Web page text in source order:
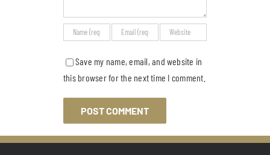
Save my name, email, and website in
this browser for the next time I comment.